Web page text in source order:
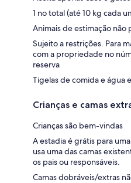
1 no total (até 10 kg cada
Animais de estimação
Sujeito a restrições. Para
com a propriedade no
reserva
Tigelas de comida e água
Crianças e camas
Crianças são bem-vindas
A estadia é grátis para
usa uma das camas
os pais ou responsáveis.
Camas dobráveis/extras